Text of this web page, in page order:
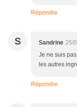
Répondre
S Sandrine 25/
Je ne suis
les autres
Répondre